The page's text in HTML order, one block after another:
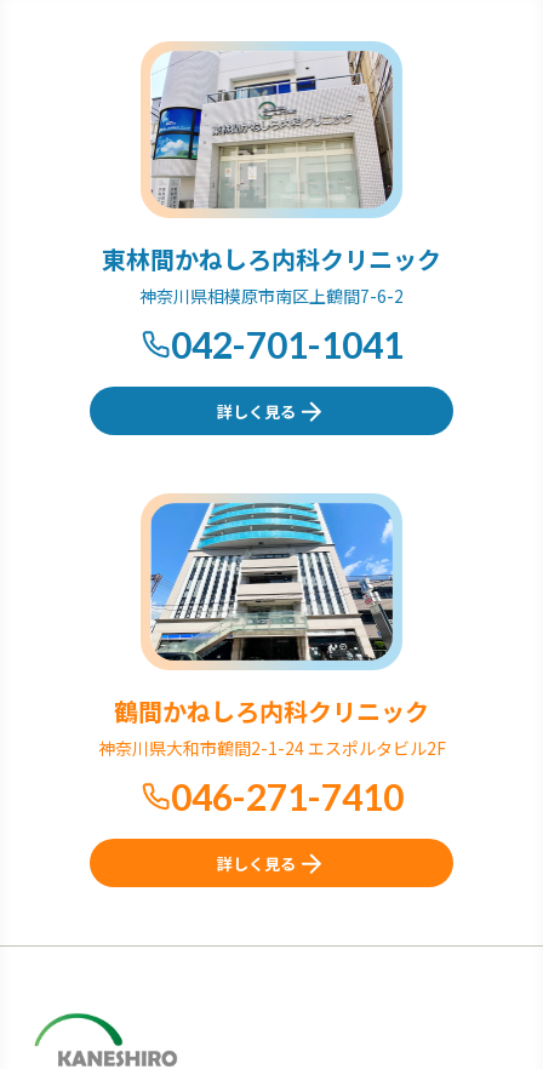
東林間かねしろ内科クリニック
神奈川県相模原市南区上鶴間7-6-2
042-701-1041
詳しく見る
鶴間かねしろ内科クリニック
神奈川県大和市鶴間2-1-24 エスポルタビル2F
046-271-7410
詳しく見る